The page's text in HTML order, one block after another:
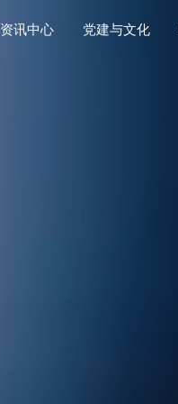
资讯中心 党建与文化